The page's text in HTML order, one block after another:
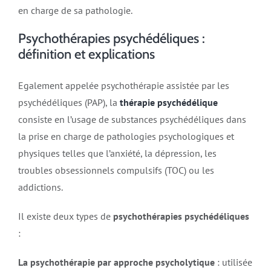
en charge de sa pathologie.
Psychothérapies psychédéliques :
définition et explications
Egalement appelée psychothérapie assistée par les
psychédéliques (PAP), la thérapie psychédélique
consiste en l’usage de substances psychédéliques dans
la prise en charge de pathologies psychologiques et
physiques telles que l’anxiété, la dépression, les
troubles obsessionnels compulsifs (TOC) ou les
addictions.
Il existe deux types de psychothérapies psychédéliques
:
La psychothérapie par approche psycholytique : utilisée